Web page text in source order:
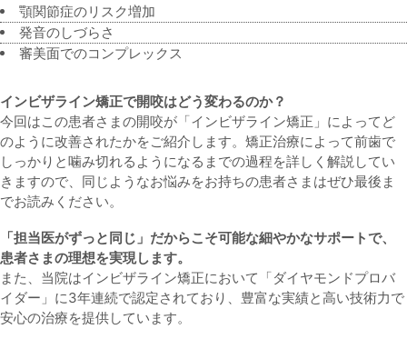
顎関節症のリスク増加
発音のしづらさ
審美面でのコンプレックス
インビザライン矯正で開咬はどう変わるのか？
今回はこの患者さまの開咬が「インビザライン矯正」によってど
のように改善されたかをご紹介します。矯正治療によって前歯で
しっかりと噛み切れるようになるまでの過程を詳しく解説してい
きますので、同じようなお悩みをお持ちの患者さまはぜひ最後ま
でお読みください。
「担当医がずっと同じ」だからこそ可能な細やかなサポートで、
患者さまの理想を実現します。
また、当院はインビザライン矯正において「ダイヤモンドプロバ
イダー」に3年連続で認定されており、豊富な実績と高い技術力で
安心の治療を提供しています。